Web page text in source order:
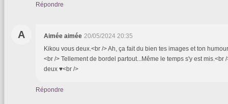
Répondre
A Aimée aimée 20/05/2024 20:35
Kikou vous deux.<br /> Ah, ça fait du bien tes images et ton
<br /> Tellement de bordel partout...Même le temps s'y est mis.<br
deux ♥<br />
Répondre